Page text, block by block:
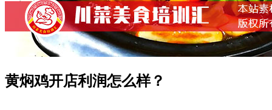
黄焖鸡开店利润怎么样？